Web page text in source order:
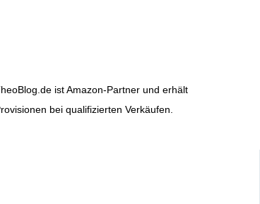
ist Amazon-Partner und erhält
bei qualifizierten Verkäufen.